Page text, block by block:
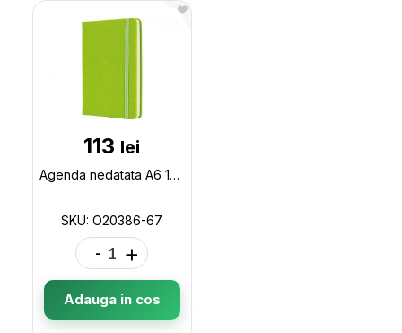
113 lei
Agenda nedatata A6 128foi SQUARE (cu elastic) verde deschis O20386-67
SKU: O20386-67
- +
Adauga in cos